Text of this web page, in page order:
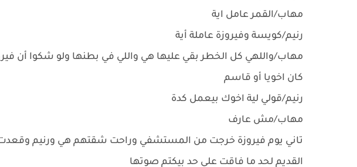
مهاب/القمر عامل اية
رنيم/كويسة وفيروزة عاملة أية
مهاب/واللهي كل الخطر بقي عليها هي واللي في بطنها ولو شكوا أن
كان اخويا أو قاسم
رنيم/قولي لية اخوك بيعمل كدة
مهاب/مش عارف
تاني يوم فيروزة خرجت من المستشفي وراحت شقتهم هي ورنيم
القديم لحد ما فاقت علي حد بيكتم صوتها